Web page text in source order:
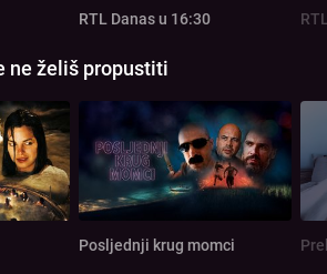
RTL Danas u 16:30
ne želiš propustiti
Posljednji krug momci